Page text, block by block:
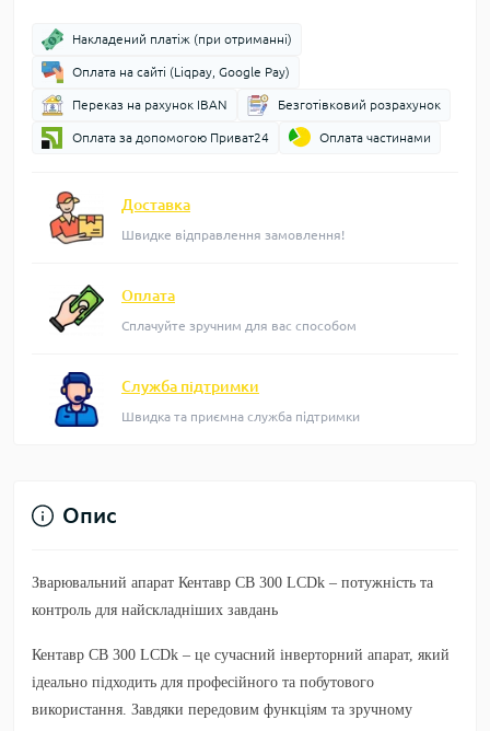
Накладений платіж (при отриманні)
Оплата на сайті (Liqpay, Google Pay)
Переказ на рахунок IBAN Безготівковий розрахунок
Оплата за допомогою Приват24 Оплата частинами
Доставка
Швидке відправлення замовлення!
Оплата
Сплачуйте зручним для вас способом
Служба підтримки
Швидка та приємна служба підтримки
Опис
Зварювальний апарат Кентавр СВ 300 LCDk – потужність та
контроль для найскладніших завдань
Кентавр СВ 300 LCDk – це сучасний інверторний апарат, який
ідеально підходить для професійного та побутового
використання. Завдяки передовим функціям та зручному